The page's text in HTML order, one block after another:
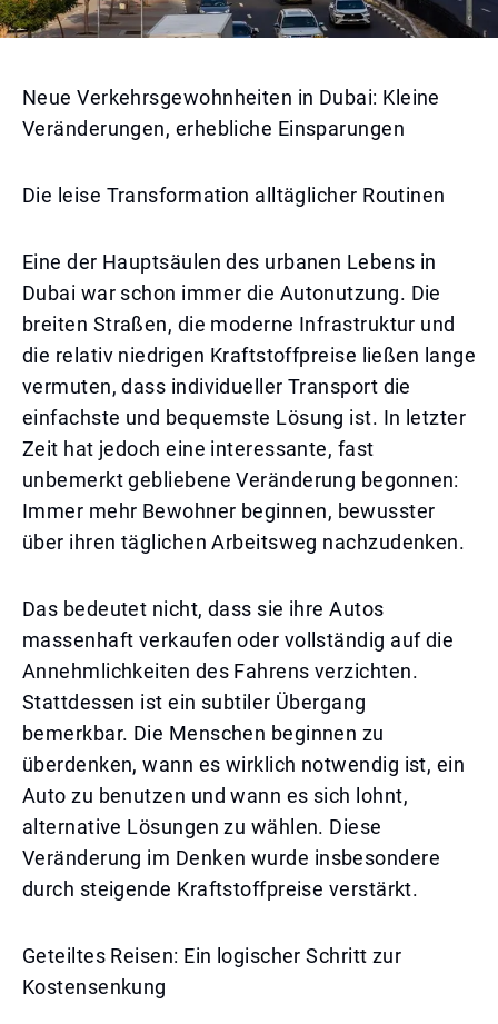
Neue Verkehrsgewohnheiten in Dubai: Kleine
Veränderungen, erhebliche Einsparungen
Die leise Transformation alltäglicher Routinen
Eine der Hauptsäulen des urbanen Lebens in
Dubai war schon immer die Autonutzung. Die
breiten Straßen, die moderne Infrastruktur und
die relativ niedrigen Kraftstoffpreise ließen lange
vermuten, dass individueller Transport die
einfachste und bequemste Lösung ist. In letzter
Zeit hat jedoch eine interessante, fast
unbemerkt gebliebene Veränderung begonnen:
Immer mehr Bewohner beginnen, bewusster
über ihren täglichen Arbeitsweg nachzudenken.
Das bedeutet nicht, dass sie ihre Autos
massenhaft verkaufen oder vollständig auf die
Annehmlichkeiten des Fahrens verzichten.
Stattdessen ist ein subtiler Übergang
bemerkbar. Die Menschen beginnen zu
überdenken, wann es wirklich notwendig ist, ein
Auto zu benutzen und wann es sich lohnt,
alternative Lösungen zu wählen. Diese
Veränderung im Denken wurde insbesondere
durch steigende Kraftstoffpreise verstärkt.
Geteiltes Reisen: Ein logischer Schritt zur
Kostensenkung